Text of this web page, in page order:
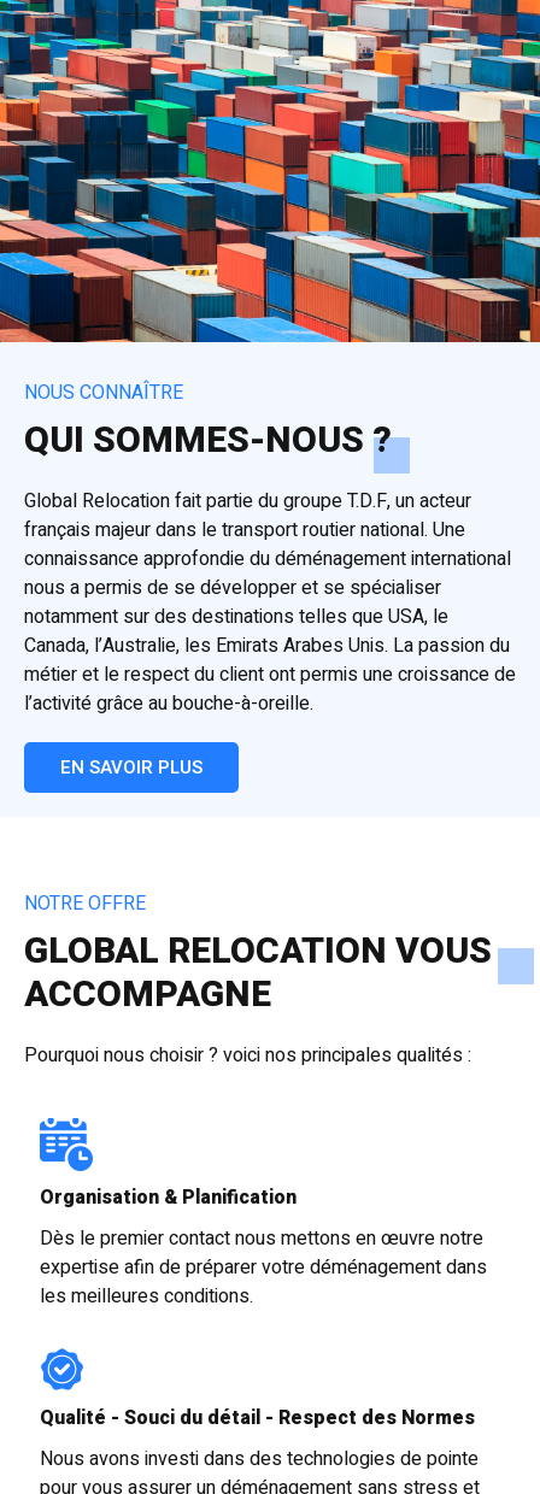
NOUS CONNAÎTRE
QUI SOMMES-NOUS ?
Global Relocation fait partie du groupe T.D.F, un acteur
français majeur dans le transport routier national. Une
connaissance approfondie du déménagement international
nous a permis de se développer et se spécialiser
notamment sur des destinations telles que USA, le
Canada, l’Australie, les Emirats Arabes Unis. La passion du
métier et le respect du client ont permis une croissance de
l’activité grâce au bouche-à-oreille.
EN SAVOIR PLUS
NOTRE OFFRE
GLOBAL RELOCATION VOUS
ACCOMPAGNE
Pourquoi nous choisir ? voici nos principales qualités :
Organisation & Planification
Dès le premier contact nous mettons en œuvre notre
expertise afin de préparer votre déménagement dans
les meilleures conditions.
Qualité - Souci du détail - Respect des Normes
Nous avons investi dans des technologies de pointe